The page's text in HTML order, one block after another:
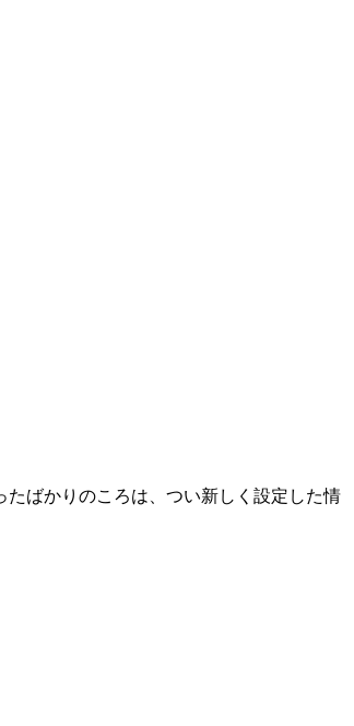
ばかりのころは、つい新しく設定した情